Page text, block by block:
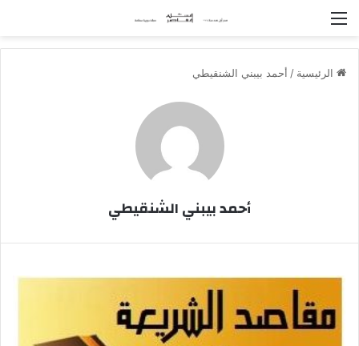
الرئيسية / أحمد بيبني الشنقيطي
أحمد بيبني الشنقيطي